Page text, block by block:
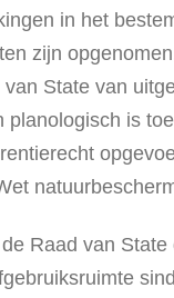
in het
zijn
State van
planologisch is
Raad van State